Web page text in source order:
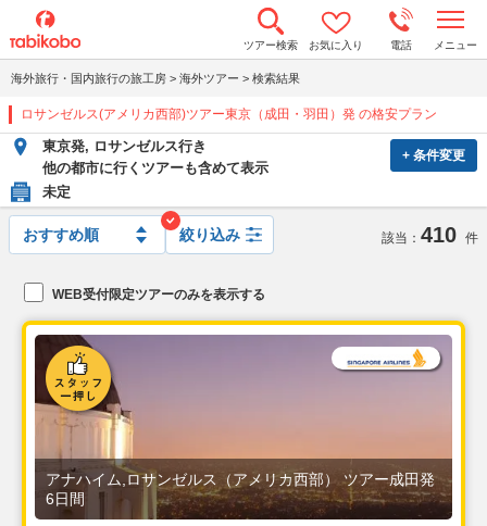
ツアー検索 お気に入り 電話 メニュー
o
n
a
v
t
海外旅行・国内旅行の旅工房 > 海外ツアー > 検索結果
ロサンゼルス(アメリカ西部)ツアー東京（成田・羽田）発 の格安プラン
+ 条件変更
東京発, ロサンゼルス行き
他の都市に行くツアーも含めて表示
未定
絞り込み 該当： 410 件
WEB受付限定ツアーのみを表示する
アナハイム,ロサンゼルス（アメリカ西部） ツアー成田発
6日間